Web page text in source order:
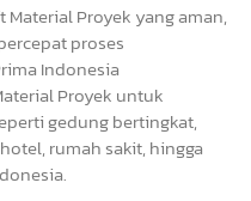
Proyek yang aman,
proses
Indonesia
Proyek untuk
gedung bertingkat,
rumah sakit, hingga